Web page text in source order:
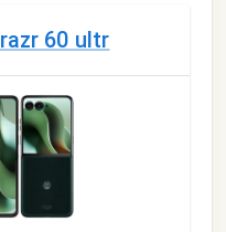
razr 60 ultr